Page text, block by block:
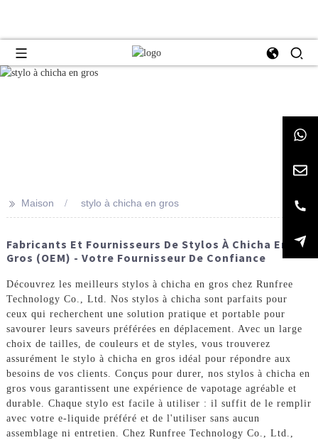
>> Maison stylo à chicha en gros
Fabricants Et Fournisseurs De Stylos À Chicha En
Gros (OEM) - Votre Fournisseur De Confiance
Découvrez les meilleurs stylos à chicha en gros chez Runfree
Technology Co., Ltd. Nos stylos à chicha sont parfaits pour
ceux qui recherchent une solution pratique et portable pour
savourer leurs saveurs préférées en déplacement. Avec un large
choix de tailles, de couleurs et de styles, vous trouverez
assurément le stylo à chicha en gros idéal pour répondre aux
besoins de vos clients. Conçus pour durer, nos stylos à chicha en
gros vous garantissent une expérience de vapotage agréable et
durable. Chaque stylo est facile à utiliser : il suffit de le remplir
avec votre e-liquide préféré et de l'utiliser sans aucun
assemblage ni entretien. Chez Runfree Technology Co., Ltd.,